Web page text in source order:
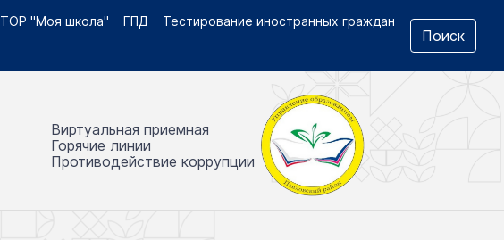
Виртуальная приемная
Горячие линии
Противодействие коррупции
ТОР "Моя школа" ГПД
Тестирование иностранных граждан
Поиск